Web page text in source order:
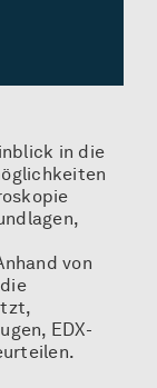
in die
von
EDX-